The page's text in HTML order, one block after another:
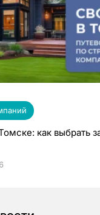
как выбрать